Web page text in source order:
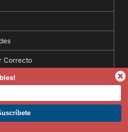
Correcto
- Conversión de
GANA AHORA.